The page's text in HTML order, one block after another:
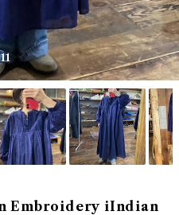
Embroidery iIndian